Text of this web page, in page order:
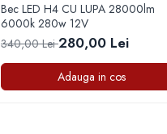
Bec LED H4 CU LUPA 28000lm
6000k 280w 12V
340,00 Lei280,00 Lei
Adauga in cos